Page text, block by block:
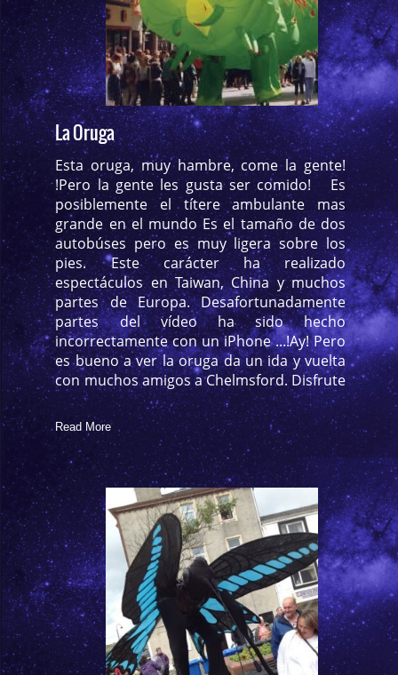
La Oruga
Esta oruga, muy hambre, come la gente!
!Pero la gente les gusta ser comido! Es
posiblemente el títere ambulante mas
grande en el mundo Es el tamaño de dos
autobúses pero es muy ligera sobre los
pies. Este carácter ha realizado
espectáculos en Taiwan, China y muchos
partes de Europa. Desafortunadamente
partes del vídeo ha sido hecho
incorrectamente con un iPhone ...!Ay! Pero
es bueno a ver la oruga da un ida y vuelta
con muchos amigos a Chelmsford. Disfrute
Read More